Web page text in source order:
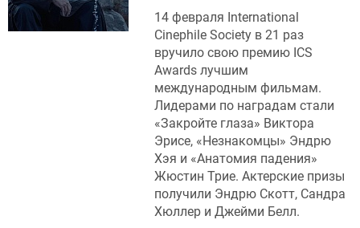
14 февраля International
Cinephile Society в 21 раз
вручило свою премию ICS
Awards лучшим
международным фильмам.
Лидерами по наградам стали
«Закройте глаза» Виктора
Эрисе, «Незнакомцы» Эндрю
Хэя и «Анатомия падения»
Жюстин Трие. Актерские призы
получили Эндрю Скотт, Сандра
Хюллер и Джейми Белл.